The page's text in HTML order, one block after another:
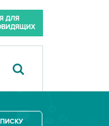
ДЛЯ